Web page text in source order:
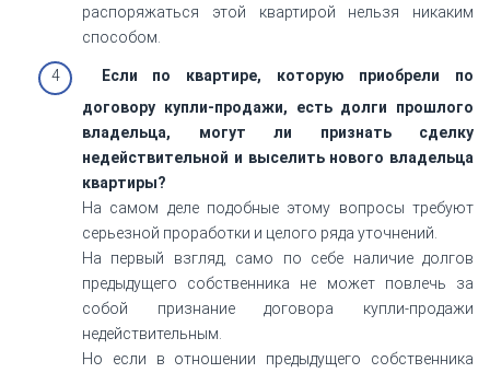
распоряжаться этой квартирой нельзя никаким
способом.
Если по квартире, которую приобрели по
договору купли-продажи, есть долги прошлого
владельца, могут ли признать сделку
недействительной и выселить нового владельца
квартиры?
На самом деле подобные этому вопросы требуют
серьезной проработки и целого ряда уточнений.
На первый взгляд, само по себе наличие долгов
предыдущего собственника не может повлечь за
собой признание договора купли-продажи
недействительным.
Но если в отношении предыдущего собственника